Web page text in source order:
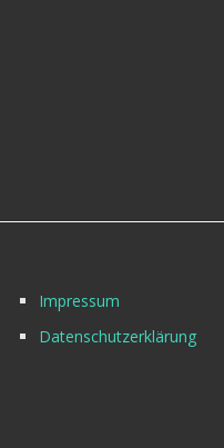
Impressum
Datenschutzerklärung